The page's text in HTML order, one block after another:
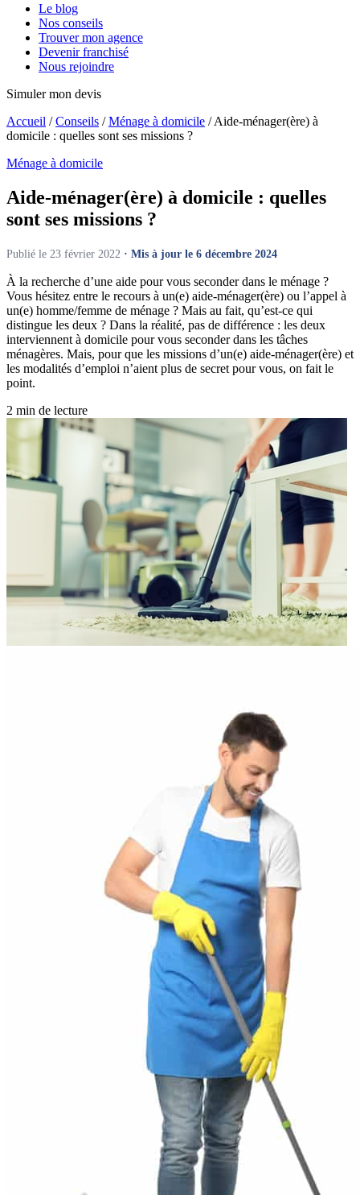
Le blog
Nos conseils
Trouver mon agence
Devenir franchisé
Nous rejoindre
Simuler mon devis
Accueil /Conseils /Ménage à domicile /Aide-ménager(ère) à
domicile : quelles sont ses missions ?
Ménage à domicile
Aide-ménager(ère) à domicile : quelles
sont ses missions ?
Publié le 23 février 2022 · Mis à jour le 6 décembre 2024
À la recherche d’une aide pour vous seconder dans le ménage ?
Vous hésitez entre le recours à un(e) aide-ménager(ère) ou l’appel à
un(e) homme/femme de ménage ? Mais au fait, qu’est-ce qui
distingue les deux ? Dans la réalité, pas de différence : les deux
interviennent à domicile pour vous seconder dans les tâches
ménagères. Mais, pour que les missions d’un(e) aide-ménager(ère) et
les modalités d’emploi n’aient plus de secret pour vous, on fait le
point.
2 min de lecture